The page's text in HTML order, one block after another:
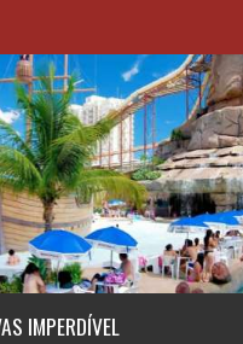
IMPERDÍVEL